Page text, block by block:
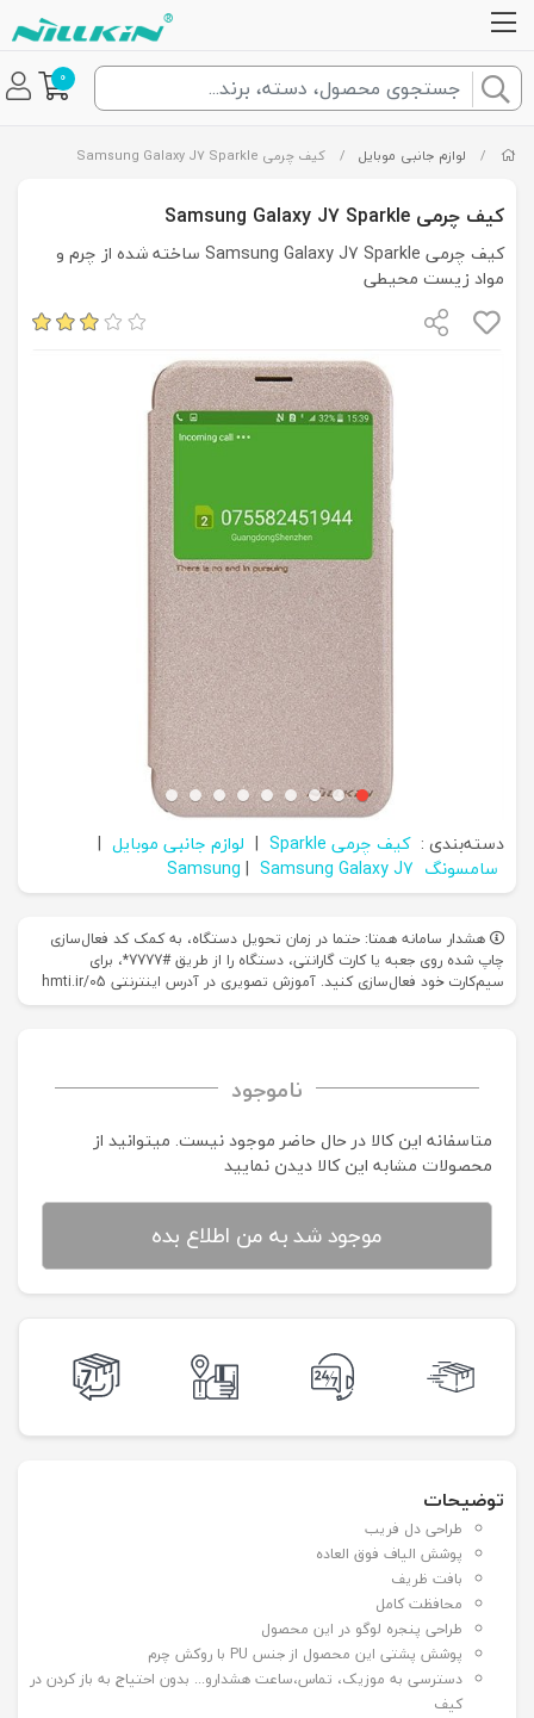
0
/ لوازم جانبی موبایل / کیف چرمی Samsung Galaxy J7 Sparkle
کیف چرمی Samsung Galaxy J7 Sparkle
کیف چرمی Samsung Galaxy J7 Sparkle ساخته شده از چرم و
مواد زیست محیطی
دسته‌بندی : کیف چرمی Sparkle | لوازم جانبی موبایل |
سامسونگ Samsung
| Samsung Galaxy J7
هشدار سامانه همتا: حتما در زمان تحویل دستگاه، به کمک کد فعال‌سازی
چاپ شده روی جعبه یا کارت گارانتی، دستگاه را از طریق #7777*، برای
سیم‌کارت خود فعال‌سازی کنید. آموزش تصویری در آدرس اینترنتی hmti.ir/05
ناموجود
متاسفانه این کالا در حال حاضر موجود نیست. می‍توانید از
محصولات مشابه این کالا دیدن نمایید
موجود شد به من اطلاع بده
توضیحات
طراحی دل فریب
پوشش الیاف فوق العاده
بافت ظریف
محافظت کامل
طراحی پنجره لوگو در این محصول
پوشش پشتی این محصول از جنس PU با روکش چرم
دسترسی به موزیک، تماس،ساعت هشدارو... بدون احتیاج به باز کردن در
کیف